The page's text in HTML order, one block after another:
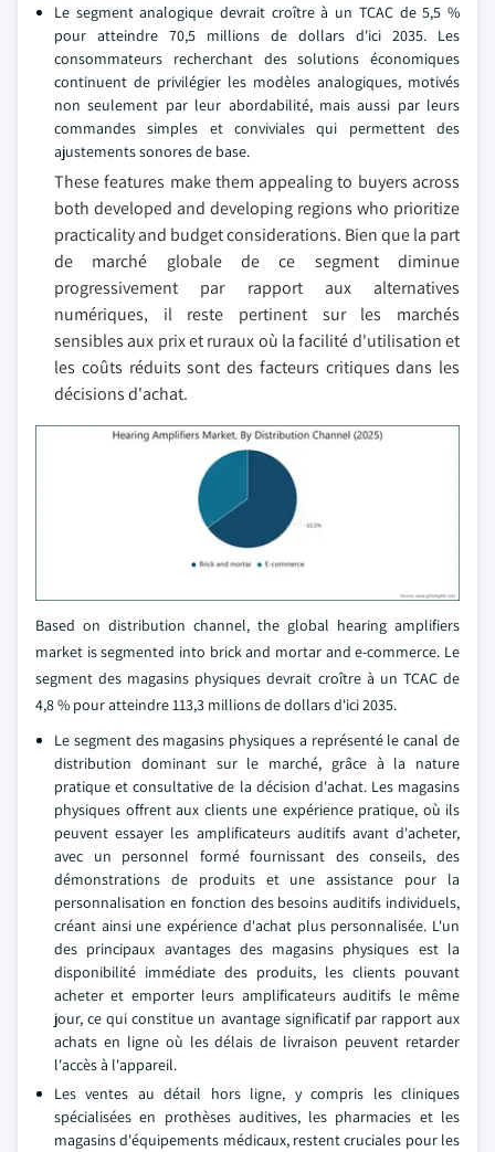
Le segment analogique devrait croître à un TCAC de 5,5 %
pour atteindre 70,5 millions de dollars d'ici 2035. Les
consommateurs recherchant des solutions économiques
continuent de privilégier les modèles analogiques, motivés
non seulement par leur abordabilité, mais aussi par leurs
commandes simples et conviviales qui permettent des
ajustements sonores de base.
These features make them appealing to buyers across
both developed and developing regions who prioritize
practicality and budget considerations. Bien que la part
de marché globale de ce segment diminue
progressivement par rapport aux alternatives
numériques, il reste pertinent sur les marchés
sensibles aux prix et ruraux où la facilité d'utilisation et
les coûts réduits sont des facteurs critiques dans les
décisions d'achat.
Based on distribution channel, the global hearing amplifiers
market is segmented into brick and mortar and e-commerce. Le
segment des magasins physiques devrait croître à un TCAC de
4,8 % pour atteindre 113,3 millions de dollars d'ici 2035.
Le segment des magasins physiques a représenté le canal de
distribution dominant sur le marché, grâce à la nature
pratique et consultative de la décision d'achat. Les magasins
physiques offrent aux clients une expérience pratique, où ils
peuvent essayer les amplificateurs auditifs avant d'acheter,
avec un personnel formé fournissant des conseils, des
démonstrations de produits et une assistance pour la
personnalisation en fonction des besoins auditifs individuels,
créant ainsi une expérience d'achat plus personnalisée. L'un
des principaux avantages des magasins physiques est la
disponibilité immédiate des produits, les clients pouvant
acheter et emporter leurs amplificateurs auditifs le même
jour, ce qui constitue un avantage significatif par rapport aux
achats en ligne où les délais de livraison peuvent retarder
l'accès à l'appareil.
Les ventes au détail hors ligne, y compris les cliniques
spécialisées en prothèses auditives, les pharmacies et les
magasins d'équipements médicaux, restent cruciales pour les